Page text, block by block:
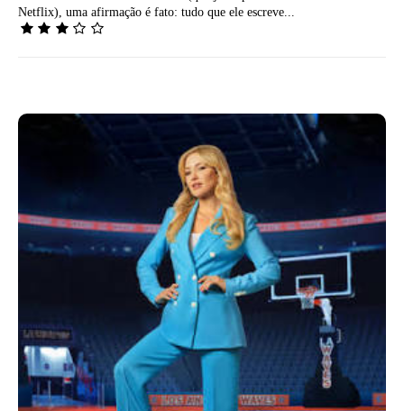
Netflix), uma afirmação é fato: tudo que ele escreve...